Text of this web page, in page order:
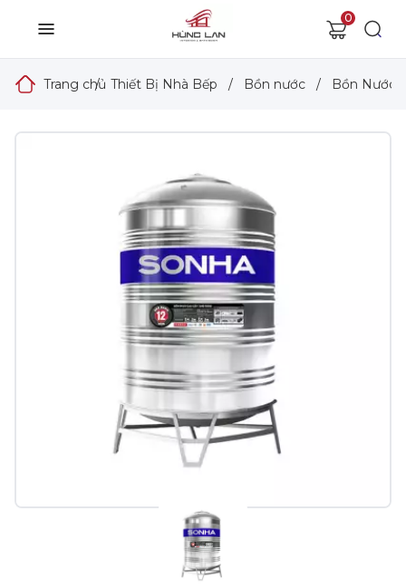
0
Trang chủ
/ Thiết Bị Nhà Bếp / Bồn nước / Bồn Nước